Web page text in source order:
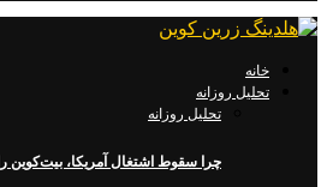
خانه
تحلیل روزانه
تحلیل روزانه
چرا سقوط اشتغال آمریکا، بیت‌کوین